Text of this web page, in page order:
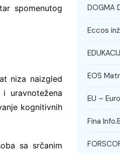
spomenutog
niza naizgled
uravnotežena
kognitivnih
sa srčanim
DOGMA
Eccos
EOS
EU –
Fina